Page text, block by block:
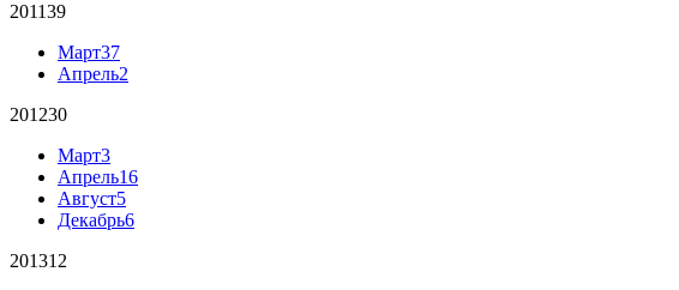
201139
Март37
Апрель2
201230
Март3
Апрель16
Август5
Декабрь6
201312